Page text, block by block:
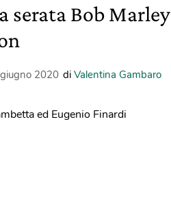
serata Bob Marley
2020 di Valentina Gambaro